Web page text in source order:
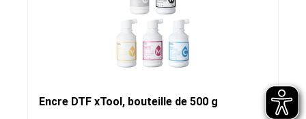
Encre DTF xTool, bouteille de 500 g